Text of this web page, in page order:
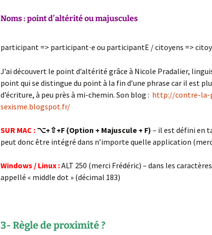
Noms : point d’altérité ou majuscules
participant => participant·e ou participantE / citoyens =>
J’ai découvert le point d’altérité grâce à Nicole Pradalier,
point qui se distingue du point à la fin d’une phrase car il est
d’écriture, à peu près à mi-chemin. Son blog : http://contre-la-
sexisme.blogspot.fr/
SUR MAC : ⌥+⇧+F (Option + Majuscule + F) – il est défini en
peut donc être intégré dans n’importe quelle application
Windows / Linux :ALT 250 (merci Frédéric) – dans les
appellé « middle dot » (décimal 183)
3- Règle de proximité ?